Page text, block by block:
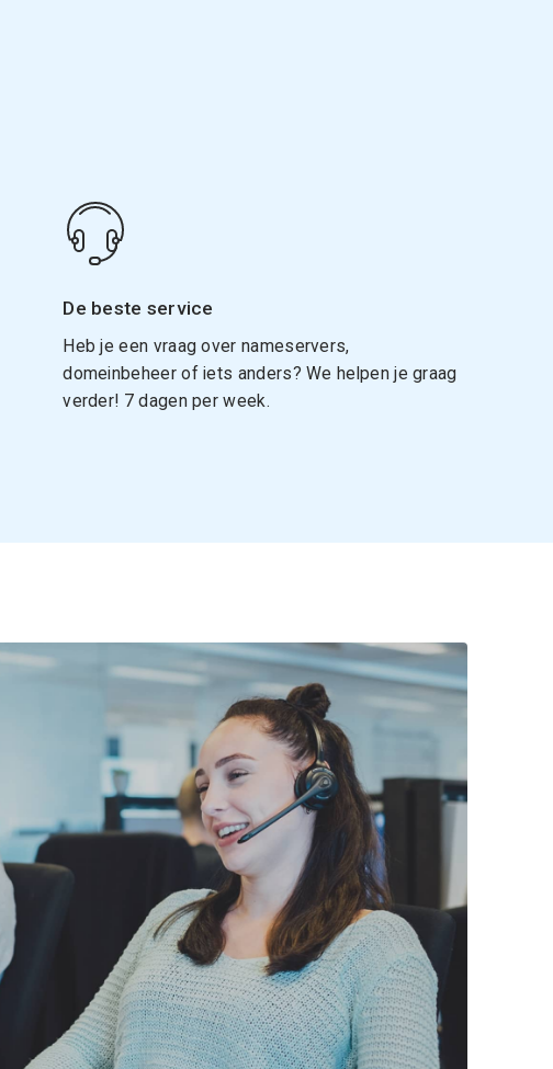
De beste service
Heb je een vraag over nameservers,
domeinbeheer of iets anders? We helpen je graag
verder! 7 dagen per week.